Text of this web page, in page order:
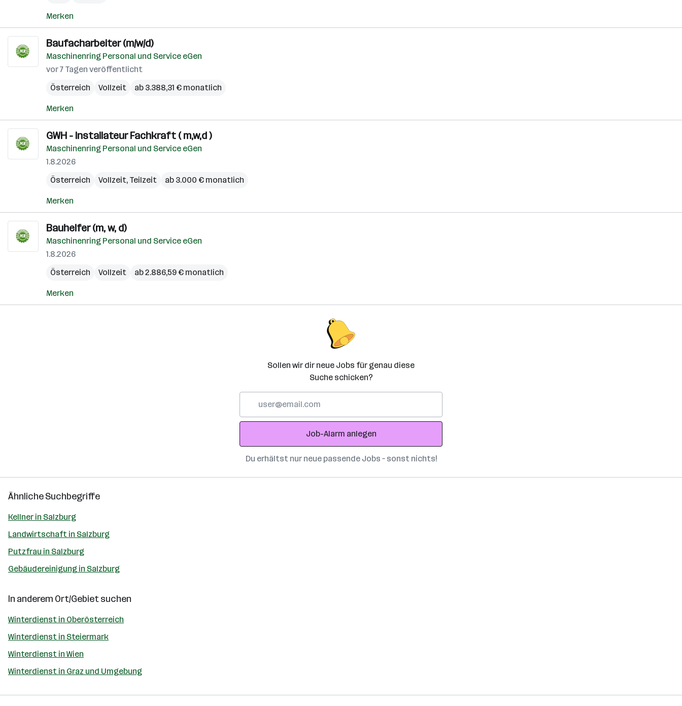
Merken
Baufacharbeiter (m/w/d)
Maschinenring Personal und Service eGen
vor 7 Tagen veröffentlicht
Österreich
Vollzeit ab 3.388,31 € monatlich
Merken
GWH - Installateur Fachkraft ( m,w,d )
Maschinenring Personal und Service eGen
1.8.2026
Österreich
Vollzeit, Teilzeit ab 3.000 € monatlich
Merken
Bauhelfer (m, w, d)
Maschinenring Personal und Service eGen
1.8.2026
Österreich
Vollzeit ab 2.886,59 € monatlich
Merken
Sollen wir dir neue Jobs für genau diese
Suche schicken?
Adresse
Job-Alarm anlegen
Du erhältst nur neue passende Jobs – sonst nichts!
Ähnliche Suchbegriffe
Kellner in Salzburg
Landwirtschaft in Salzburg
Putzfrau in Salzburg
Gebäudereinigung in Salzburg
In anderem Ort/Gebiet suchen
Winterdienst in Oberösterreich
Winterdienst in Steiermark
Winterdienst in Wien
Winterdienst in Graz und Umgebung